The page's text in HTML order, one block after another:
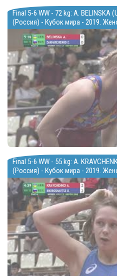
Final 5-6 WW - 72 kg: A. BELINSKA
(Россия) - Кубок мира - 2019.
Final 5-6 WW - 55 kg: A.
(Россия) - Кубок мира - 2019.